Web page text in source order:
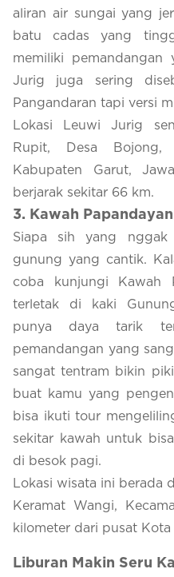
aliran air sungai yang
batu cadas yang
memiliki
Jurig juga sering
Pangandaran tapi versi
Lokasi Leuwi Jurig
Rupit, Desa Bojong,
Kabupaten Garut,
berjarak sekitar 66 km.
3. Kawah Papandayan
Siapa sih yang nggak
gunung yang cantik.
coba kunjungi Kawah
terletak di kaki
punya daya tarik
pemandangan yang
sangat tentram bikin
buat kamu yang
bisa ikuti tour
sekitar kawah untuk
di besok pagi.
Lokasi wisata ini berada
Keramat Wangi,
kilometer dari pusat Kota
Liburan Makin Seru